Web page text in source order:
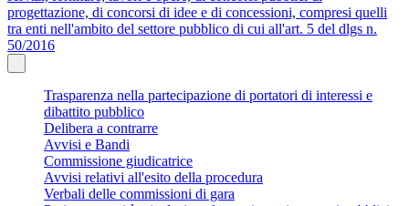
progettazione, di concorsi di idee e di concessioni, compresi quelli
tra enti nell'ambito del settore pubblico di cui all'art. 5 del dlgs n.
50/2016
Trasparenza nella partecipazione di portatori di interessi e
dibattito pubblico
Delibera a contrarre
Avvisi e Bandi
Commissione giudicatrice
Avvisi relativi all'esito della procedura
Verbali delle commissioni di gara